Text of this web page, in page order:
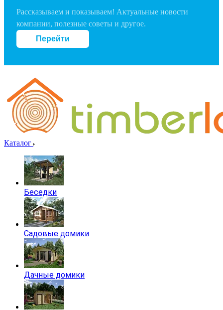
Рассказываем и показываем! Актуальные новости
компании, полезные советы и другое.
Перейти
Каталог
Беседки
Садовые домики
Дачные домики